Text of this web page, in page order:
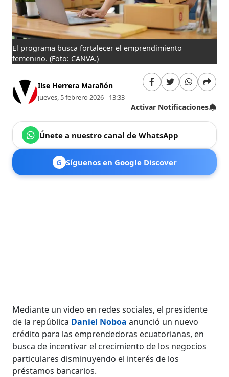
El programa busca fortalecer el emprendimiento
femenino.(Foto: CANVA.)
Ilse Herrera Marañón
jueves, 5 febrero 2026 - 13:33
Activar Notificaciones
Únete a nuestro canal de WhatsApp
G Síguenos en Google Discover
Mediante un video en redes sociales, el presidente
de la república Daniel Noboa anunció un nuevo
crédito para las emprendedoras ecuatorianas, en
busca de incentivar el crecimiento de los negocios
particulares disminuyendo el interés de los
préstamos bancarios.